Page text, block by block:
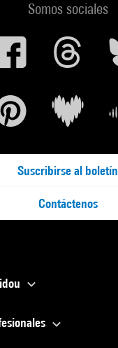
Somos sociales
Suscribirse al boletín
Contáctenos